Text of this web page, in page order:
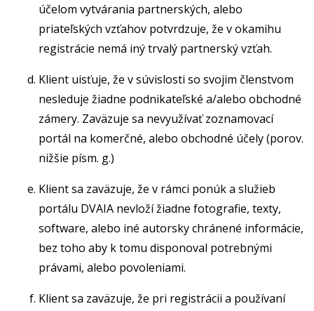
účelom vytvárania partnerských, alebo
priateľských vzťahov potvrdzuje, že v okamihu
registrácie nemá iný trvalý partnerský vzťah.
Klient uisťuje, že v súvislosti so svojim členstvom
nesleduje žiadne podnikateľské a/alebo obchodné
zámery. Zaväzuje sa nevyužívať zoznamovací
portál na komerčné, alebo obchodné účely (porov.
nižšie písm. g.)
Klient sa zaväzuje, že v rámci ponúk a služieb
portálu DVAIA nevloží žiadne fotografie, texty,
software, alebo iné autorsky chránené informácie,
bez toho aby k tomu disponoval potrebnými
právami, alebo povoleniami.
Klient sa zaväzuje, že pri registrácii a používaní